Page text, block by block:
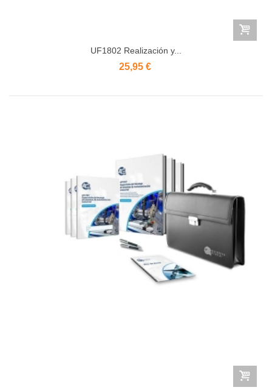
UF1802 Realización y...
25,95 €